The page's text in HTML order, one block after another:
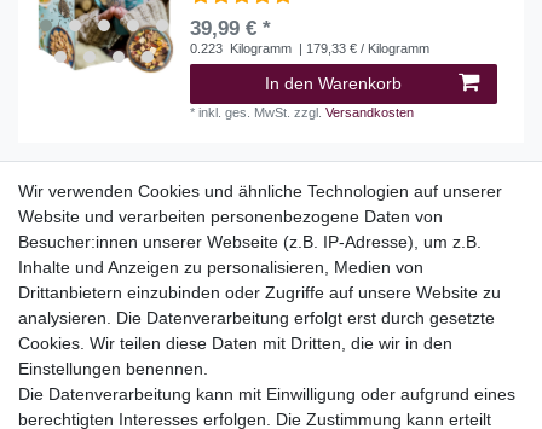
39,99 € *
0.223 Kilogramm | 179,33 € / Kilogramm
In den Warenkorb
*inkl. ges. MwSt. zzgl.Versandkosten
Top Kategorien
Themen
Ostern
Angebote
Wir verwenden Cookies und ähnliche Technologien auf unserer
Website und verarbeiten personenbezogene Daten von
Besucher:innen unserer Webseite (z.B. IP-Adresse), um z.B.
Inhalte und Anzeigen zu personalisieren, Medien von
Drittanbietern einzubinden oder Zugriffe auf unsere Website zu
analysieren. Die Datenverarbeitung erfolgt erst durch gesetzte
Cookies. Wir teilen diese Daten mit Dritten, die wir in den
Einstellungen benennen.
Die Datenverarbeitung kann mit Einwilligung oder aufgrund eines
berechtigten Interesses erfolgen. Die Zustimmung kann erteilt